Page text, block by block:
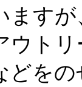
ます
ウト
どを